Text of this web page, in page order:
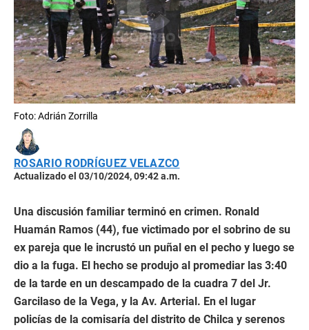
Foto: Adrián Zorrilla
ROSARIO RODRÍGUEZ VELAZCO
Actualizado el 03/10/2024, 09:42 a.m.
Una discusión familiar terminó en crimen. Ronald
Huamán Ramos (44), fue victimado por el sobrino de su
ex pareja que le incrustó un puñal en el pecho y luego se
dio a la fuga. El hecho se produjo al promediar las 3:40
de la tarde en un descampado de la cuadra 7 del Jr.
Garcilaso de la Vega, y la Av. Arterial. En el lugar
policías de la comisaría del distrito de Chilca y serenos